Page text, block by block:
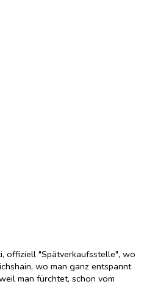
offiziell "Spätverkaufsstelle", wo
wo man ganz entspannt
man fürchtet, schon vom